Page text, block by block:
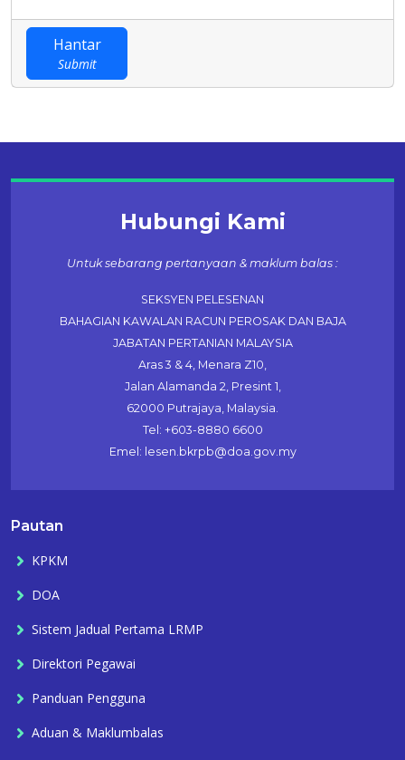
Hantar
Submit
Hubungi Kami
Untuk sebarang pertanyaan & maklum balas :
SEKSYEN PELESENAN
BAHAGIAN KAWALAN RACUN PEROSAK DAN BAJA
JABATAN PERTANIAN MALAYSIA
Aras 3 & 4, Menara Z10,
Jalan Alamanda 2, Presint 1,
62000 Putrajaya, Malaysia.
Tel: +603-8880 6600
Emel: lesen.bkrpb@doa.gov.my
Pautan
KPKM
DOA
Sistem Jadual Pertama LRMP
Direktori Pegawai
Panduan Pengguna
Aduan & Maklumbalas